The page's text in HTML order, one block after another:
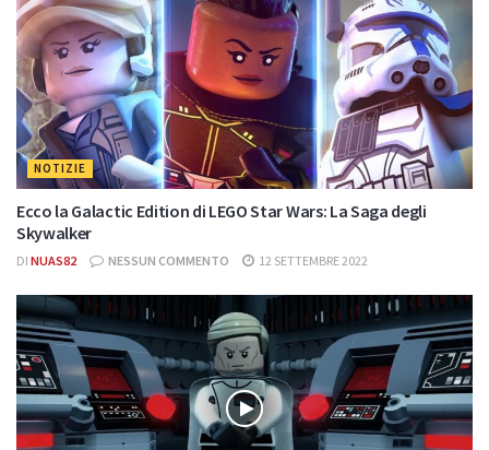
NOTIZIE
Ecco la Galactic Edition di LEGO Star Wars: La Saga degli
Skywalker
DI NUAS82 NESSUN COMMENTO 12 SETTEMBRE 2022